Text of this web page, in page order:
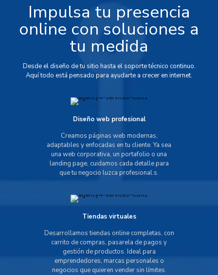
Impulsa tu presencia
online con soluciones a
tu medida
Desde el diseño de tu sitio hasta el soporte técnico continuo.
Aquí todo está pensado para ayudarte a crecer en internet.
Diseño web profesional
Creamos páginas web modernas,
adaptables y enfocadas en tu cliente. Ya sea
una web corporativa, un portafolio o una
landing page, cuidamos cada detalle para
que tu negocio luzca profesional.s.
Tiendas virtuales
Desarrollamos tiendas online completas, con
carrito de compras, pasarela de pagos y
gestión de productos. Ideal para
emprendedores, marcas personales o
negocios que quieren vender sin límites.